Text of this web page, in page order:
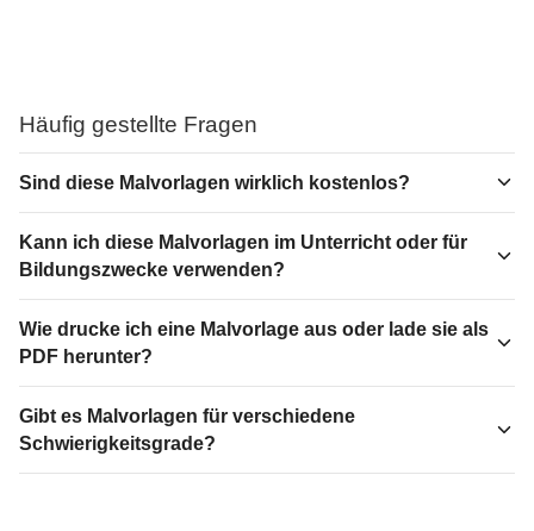
Häufig gestellte Fragen
Sind diese Malvorlagen wirklich kostenlos?
Kann ich diese Malvorlagen im Unterricht oder für
Bildungszwecke verwenden?
Wie drucke ich eine Malvorlage aus oder lade sie als
PDF herunter?
Gibt es Malvorlagen für verschiedene
Schwierigkeitsgrade?